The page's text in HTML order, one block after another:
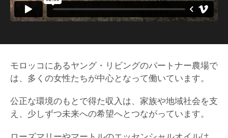
モロッコにあるヤング・リビングのパートナー農場で
は、多くの女性たちが中心となって働いています。
公正な環境のもとで得た収入は、家族や地域社会を支
え、少しずつ未来への希望へとつながっています。